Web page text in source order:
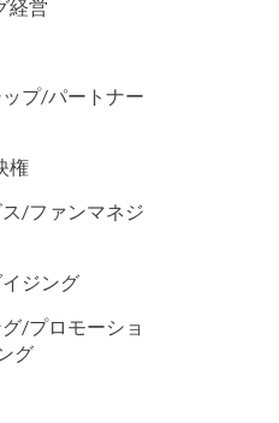
経営
プ/パートナー
権
/ファンマネジ
ジング
/プロモーショ
グ